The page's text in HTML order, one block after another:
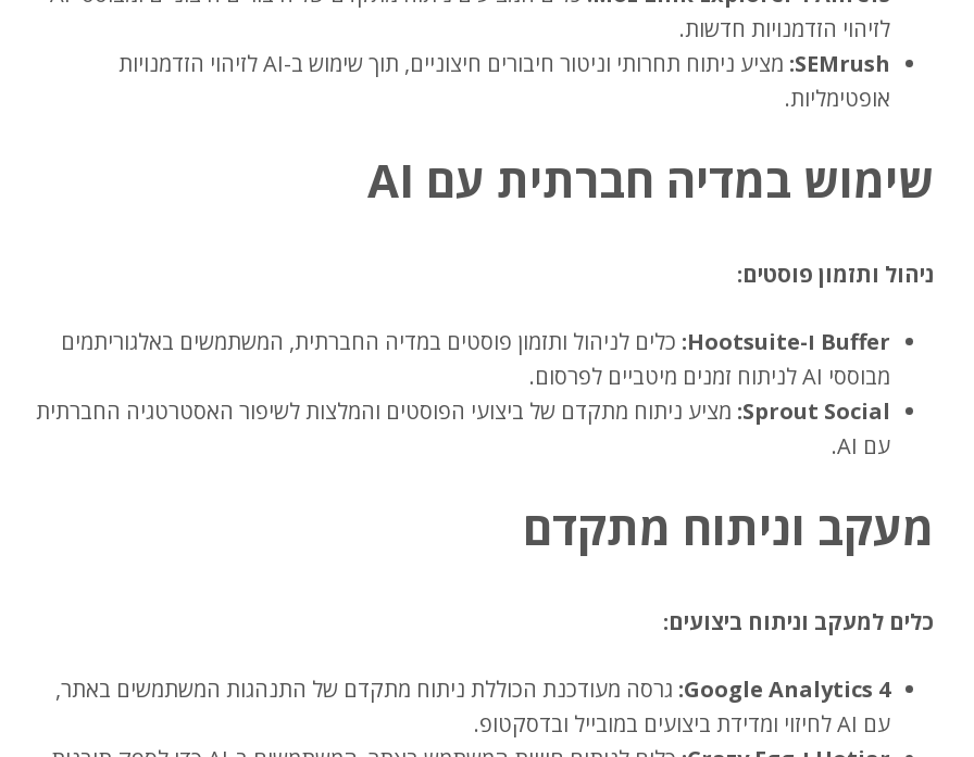
לזיהוי הזדמנויות חדשות.
SEMrush:
מציע ניתוח תחרותי וניטור חיבורים חיצוניים, תוך שימוש ב-AI לזיהוי הזדמנויות
אופטימליות.
שימוש במדיה חברתית עם AI
ניהול ותזמון פוסטים:
Buffer ו-Hootsuite:
כלים לניהול ותזמון פוסטים במדיה החברתית, המשתמשים באלגוריתמים
מבוססי AI לניתוח זמנים מיטביים לפרסום.
Sprout Social: מציע ניתוח מתקדם של ביצועי הפוסטים והמלצות לשיפור האסטרטגיה החברתית
עם AI.
מעקב וניתוח מתקדם
כלים למעקב וניתוח ביצועים:
Google Analytics 4: גרסה מעודכנת הכוללת ניתוח מתקדם של התנהגות המשתמשים באתר,
עם AI לחיזוי ומדידת ביצועים במובייל ובדסקטופ.